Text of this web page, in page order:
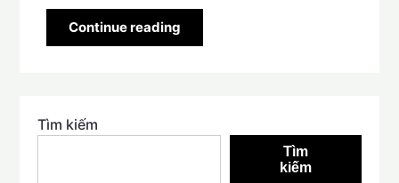
Continue reading
Tìm kiếm
Tìm
kiếm